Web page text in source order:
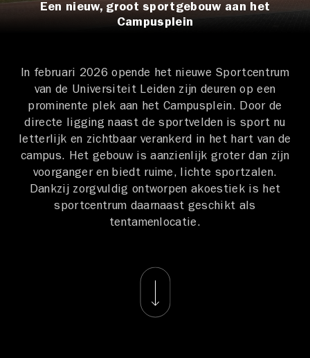
Een nieuw, groot sportgebouw aan het
Campusplein
In februari 2026 opende het nieuwe Sportcentrum
van de Universiteit Leiden zijn deuren op een
prominente plek aan het Campusplein. Door de
directe ligging naast de sportvelden is sport nu
letterlijk en zichtbaar verankerd in het hart van de
campus. Het gebouw is aanzienlijk groter dan zijn
voorganger en biedt ruime, lichte sportzalen.
Dankzij zorgvuldig ontworpen akoestiek is het
sportcentrum daarnaast geschikt als
tentamenlocatie.